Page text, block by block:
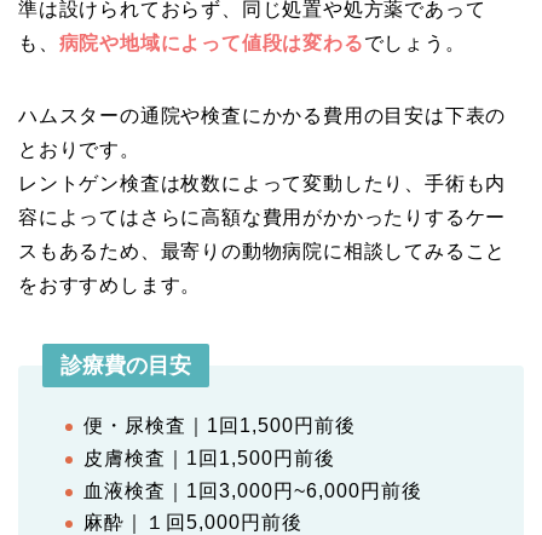
準は設けられておらず、同じ処置や処方薬であって
も、 病院や地域によって値段は変わるでしょう。
ハムスターの通院や検査にかかる費用の目安は下表の
とおりです。
レントゲン検査は枚数によって変動したり、手術も内
容によってはさらに高額な費用がかかったりするケー
スもあるため、最寄りの動物病院に相談してみること
をおすすめします。
診療費の目安
便・尿検査｜1回1,500円前後
皮膚検査｜1回1,500円前後
血液検査｜1回3,000円~6,000円前後
麻酔｜１回5,000円前後